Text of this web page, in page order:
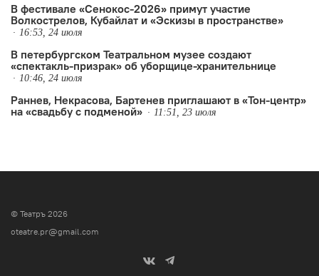
В фестивале «Сенокос-2026» примут участие
Волкострелов, Кубайлат и «Эскизы в пространстве»
16:53, 24 июля
В петербургском Театральном музее создают
«спектакль-призрак» об уборщице-хранительнице
10:46, 24 июля
Раннев, Некрасова, Бартенев приглашают в «Тон-центр»
на «свадьбу с подменой»
11:51, 23 июля
© Театръ 2026
oteatre.pr@gmail.com